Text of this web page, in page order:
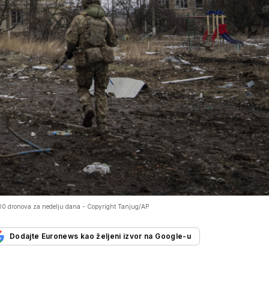
dronova za nedelju dana - Copyright Tanjug/AP
Dodajte Euronews kao željeni izvor na Google-u